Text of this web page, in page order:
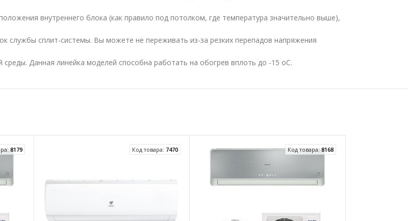
внутреннего блока (как правило под потолком, где температура значительно выше),
службы сплит-системы. Вы можете не переживать из-за резких перепадов напряжения
Данная линейка моделей способна работать на обогрев вплоть до -15 oC.
8179 Код товара: 7470 Код товара:8168